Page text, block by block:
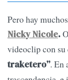
Pero hay
Nicky Nicole.
videoclip con
traketero”. En